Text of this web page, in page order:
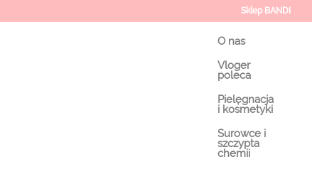
Sklep BANDI
O nas
Vloger
poleca
Pielęgnacja
i kosmetyki
Surowce i
szczypta
chemii